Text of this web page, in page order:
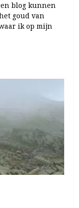
blog kunnen
goud van
ik op mijn